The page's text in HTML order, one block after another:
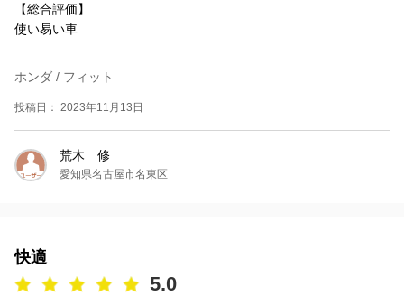
【総合評価】
使い易い車
ホンダ / フィット
投稿日： 2023年11月13日
荒木 修
愛知県名古屋市名東区
快適
5.0